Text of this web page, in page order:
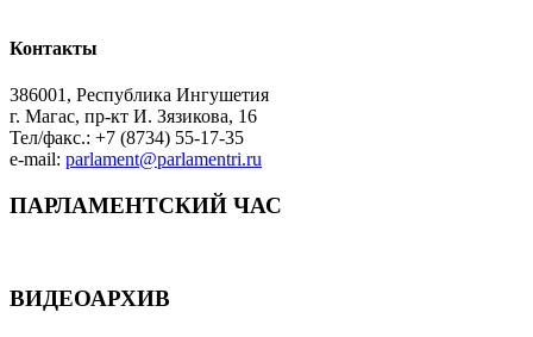
Контакты
386001, Республика Ингушетия
г. Магас, пр-кт И. Зязикова, 16
Тел/факс.: +7 (8734) 55-17-35
e-mail: parlament@parlamentri.ru
ПАРЛАМЕНТСКИЙ ЧАС
ВИДЕОАРХИВ